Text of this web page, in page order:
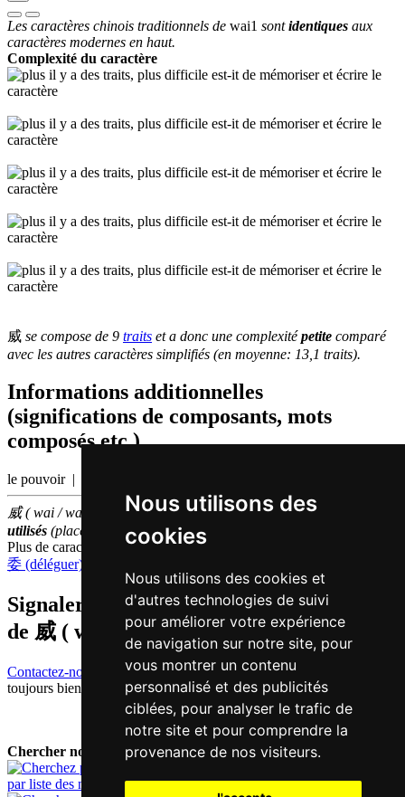
Nous utilisons des
cookies
Nous utilisons des cookies et
d'autres technologies de suivi
pour améliorer votre expérience
de navigation sur notre site, pour
vous montrer un contenu
personnalisé et des publicités
ciblées, pour analyser le trafic de
notre site et pour comprendre la
provenance de nos visiteurs.
Les caractères chinois traditionnels de wai1 sontidentiques aux
caractères modernes en haut.
Complexité du caractère
威 se compose de 9 traits et a donc une complexitépetite comparé
avec les autres caractères simplifiés (en moyenne: 13,1 traits).
Informations additionnelles
(significations de composants, mots
composés etc.)
le pouvoir | révérencieux
威 ( wai / wai1 ) fait partie des 1000caractères chinois
utilisés (place parmi lescaractères individuels
Plus de caractères qui se prononcent
委 (déléguer)
Signaler traduction fausse ou manquante
de 威 ( wai / wai1 )
Contactez-nous!
Votre feedback et critique constructive seront
toujours bienvenus.
Chercher nouveau mot:
par liste des mots